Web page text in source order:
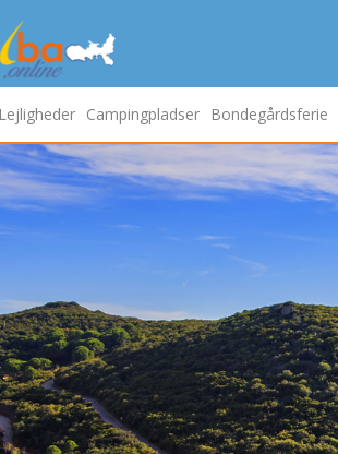
Lejligheder Campingpladser Bondegårdsferie